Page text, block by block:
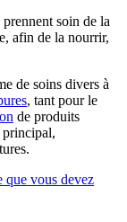
soin de la
afin de la nourrir,
de soins divers à
, tant pour le
de produits
principal,
que vous devez